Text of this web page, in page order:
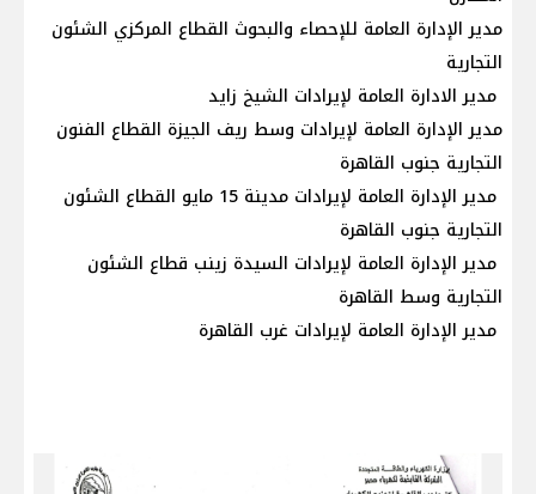
مدير الإدارة العامة للإحصاء والبحوث القطاع المركزي الشئون
التجارية
مدير الادارة العامة لإيرادات الشيخ زايد
مدير الإدارة العامة لإيرادات وسط ريف الجيزة القطاع الفنون
التجارية جنوب القاهرة
مدير الإدارة العامة لإيرادات مدينة 15 مايو القطاع الشئون
التجارية جنوب القاهرة
مدير الإدارة العامة لإيرادات السيدة زينب قطاع الشئون
التجارية وسط القاهرة
مدير الإدارة العامة لإيرادات غرب القاهرة